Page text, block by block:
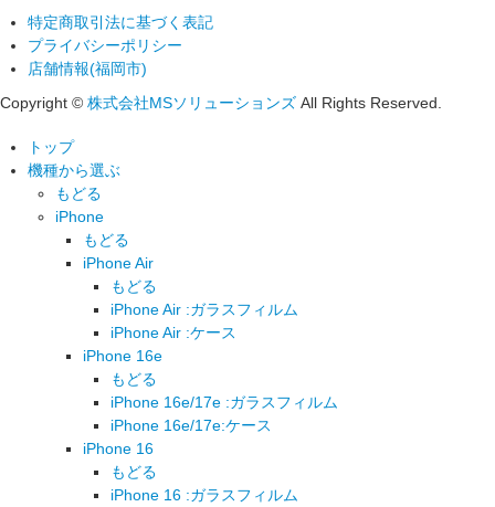
特定商取引法に基づく表記
プライバシーポリシー
店舗情報(福岡市)
Copyright © 株式会社MSソリューションズ All Rights Reserved.
トップ
機種から選ぶ
もどる
iPhone
もどる
iPhone Air
もどる
iPhone Air :ガラスフィルム
iPhone Air :ケース
iPhone 16e
もどる
iPhone 16e/17e :ガラスフィルム
iPhone 16e/17e:ケース
iPhone 16
もどる
iPhone 16 :ガラスフィルム